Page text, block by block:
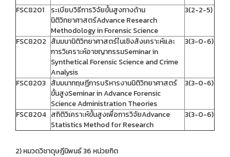
FSC8201
ระเบียบวิธีการวิจัยขั้นสูงทางด้าน
นิติวิทยาศาสตร์Advance Research
Methodology in Forensic Science
3(2-2-5)
FSC8202 สัมมนานิติวิทยาศาสตร์ในเชิงสังเคราะห์และ
การวิเคราะห์อาชญากรรมSeminar in
Synthetical Forensic Science and Crime
Analysis
3(3-0-6)
FSC8203 สัมมนาทฤษฎีการบริหารงานนิติวิทยาศาสตร์
ขั้นสูงSeminar in Advance Forensic
Science Administration Theories
3(3-0-6)
FSC8204 สถิติวิเคราะห์ขั้นสูงเพื่อการวิจัยAdvance
Statistics Method for Research
3(3-0-6)
2) หมวดวิชาดุษฎีนิพนธ์ 36 หน่วยกิต